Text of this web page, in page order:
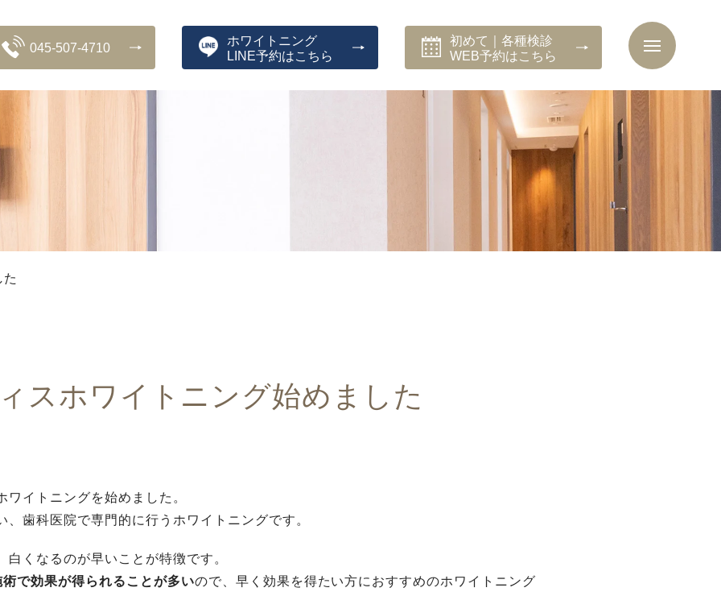
045-507-4710
ホワイトニング
LINE予約はこちら
初めて｜各種検診
WEB予約はこちら
た
スホワイトニング始めました
イトニングを始めました。
歯科医院で専門的に行うホワイトニングです。
くなるのが早いことが特徴です。
で効果が得られることが多いので、早く効果を得たい方におすすめのホワイトニング